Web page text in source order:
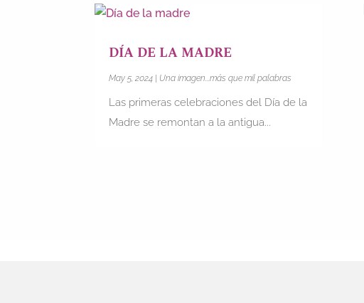
DÍA DE LA MADRE
May 5, 2024 Una imagen...más que mil palabras
Las primeras celebraciones del Día de la
Madre se remontan a la antigua...